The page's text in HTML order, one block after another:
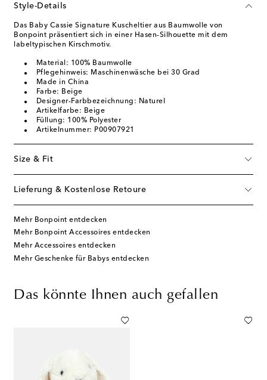
Style-Details
Das Baby Cassie Signature Kuscheltier aus Baumwolle von
Bonpoint präsentiert sich in einer Hasen-Silhouette mit dem
labeltypischen Kirschmotiv.
Material: 100% Baumwolle
Pflegehinweis: Maschinenwäsche bei 30 Grad
Made in China
Farbe: Beige
Designer-Farbbezeichnung: Naturel
Artikelfarbe: Beige
Füllung: 100% Polyester
Artikelnummer: P00907921
Size & Fit
Lieferung & Kostenlose Retoure
Mehr Bonpoint entdecken
Mehr Bonpoint Accessoires entdecken
Mehr Accessoires entdecken
Mehr Geschenke für Babys entdecken
Das könnte Ihnen auch gefallen